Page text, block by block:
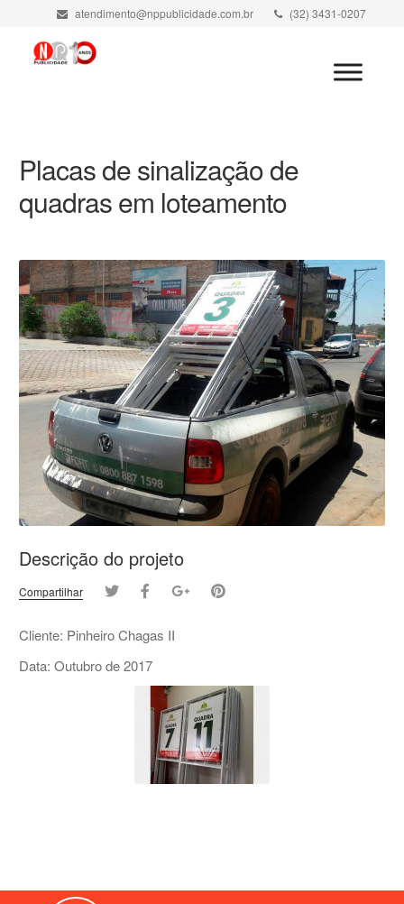
atendimento@nppublicidade.com.br
(32) 3431-0207
Placas de sinalização de
quadras em loteamento
Descrição do projeto
Compartilhar
Cliente: Pinheiro Chagas II
Data: Outubro de 2017